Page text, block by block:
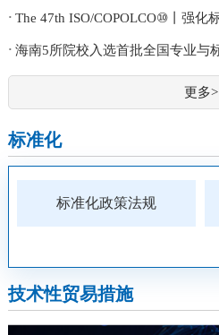
·
·
更多>
标准化
标准化政策法规
技术性贸易措施